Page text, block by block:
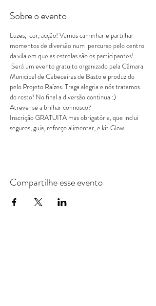
Sobre o evento
Luzes,  cor, acção! Vamos caminhar e partilhar
momentos de diversão num  percurso pelo centro
da vila em que as estrelas são os participantes!
Será um evento gratuito organizado pela Câmara
Municipal de Cabeceiras de Basto e produzido
pelo Projeto Raízes. Traga alegria e nós tratamos
do resto! No final a diversão continua :)
Atreve-se a brilhar connosco?
Inscrição GRATUITA mas obrigatória, que inclui
seguros, guia, reforço alimentar, e kit Glow.
Compartilhe esse evento